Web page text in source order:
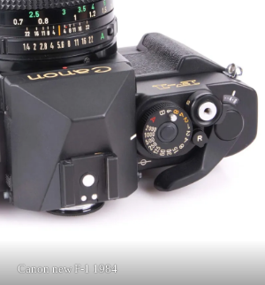
Canon new F-1 1984